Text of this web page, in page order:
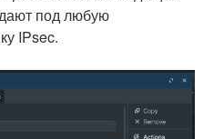
под любую
IPsec.